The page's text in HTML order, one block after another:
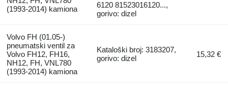
(1993-2014) kamiona
6120 81523016120...,
gorivo: dizel
Volvo FH (01.05-)
pneumatski ventil za
Volvo FH12, FH16,
NH12, FH, VNL780
(1993-2014) kamiona
Kataloški broj: 3183207,
gorivo: dizel
15,32 €